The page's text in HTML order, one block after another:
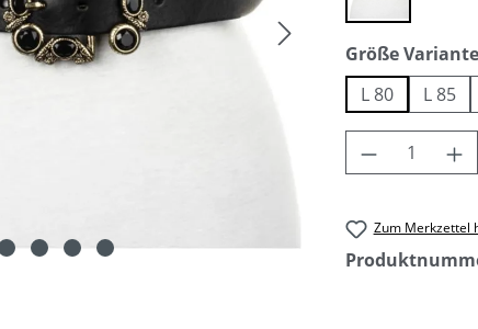
Größe
L 80
L 85
Produkt
Zum Merkzettel